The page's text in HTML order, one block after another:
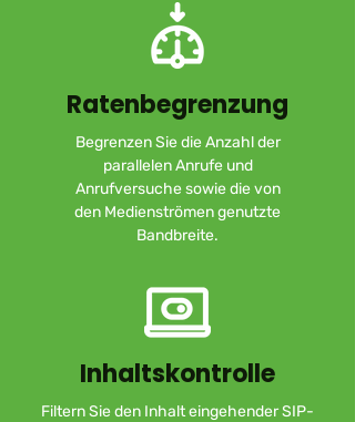
Ratenbegrenzung
Begrenzen Sie die Anzahl der
parallelen Anrufe und
Anrufversuche sowie die von
den Medienströmen genutzte
Bandbreite.
Inhaltskontrolle
Filtern Sie den Inhalt eingehender SIP-